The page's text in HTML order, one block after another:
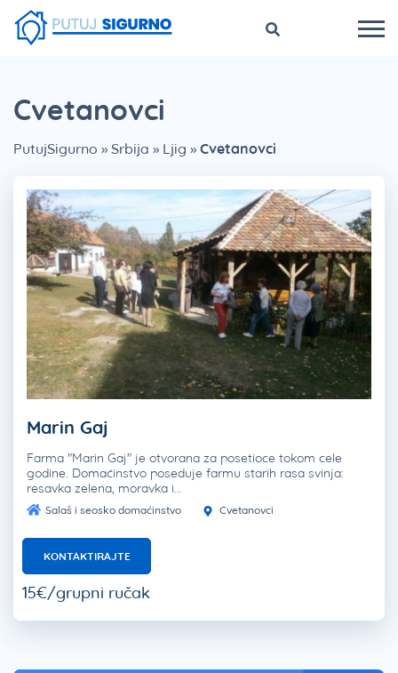
Cvetanovci
PutujSigurno » Srbija » Ljig » Cvetanovci
Marin Gaj
Farma "Marin Gaj" je otvorana za posetioce tokom cele
godine. Domaćinstvo poseduje farmu starih rasa svinja:
resavka zelena, moravka i…
Salaš i seosko domaćinstvo Cvetanovci
KONTAKTIRAJTE
15€/grupni ručak